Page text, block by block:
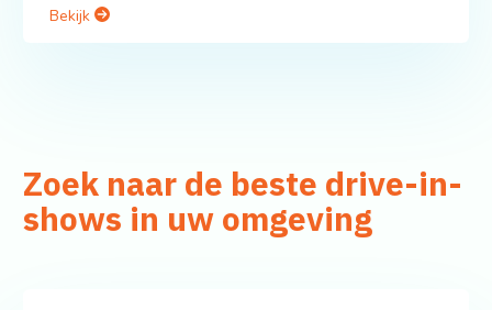
Bekijk
Zoek naar de beste drive-in-
shows in uw omgeving